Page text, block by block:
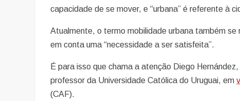
capacidade de se mover, e “urbana” é referente à
Atualmente, o termo mobilidade urbana também se
em conta uma “necessidade a ser satisfeita”.
É para isso que chama a atenção Diego
professor da Universidade Católica do Uruguai, em
(CAF).